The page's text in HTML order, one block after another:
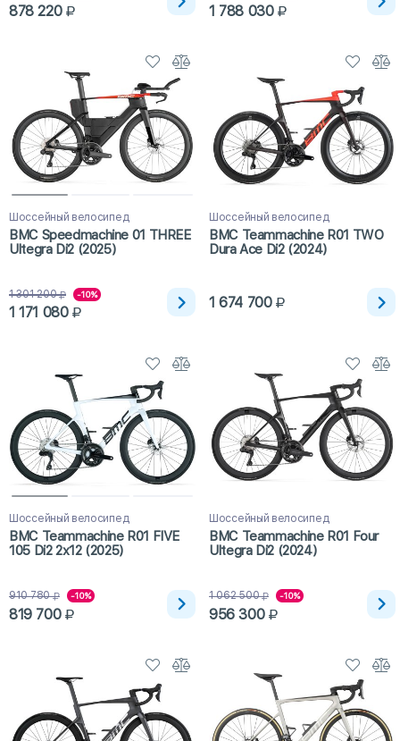
878 220 1 788 030
Шоссейный велосипед
BMC Speedmachine 01 THREE
Ultegra Di2 (2025)
1 301 200 -10%
1 171 080
Шоссейный велосипед
BMC Teammachine R01 TWO
Dura Ace Di2 (2024)
1 674 700
Шоссейный велосипед
BMC Teammachine R01 FIVE
105 Di2 2x12 (2025)
910 780 -10%
819 700
Шоссейный велосипед
BMC Teammachine R01 Four
Ultegra Di2 (2024)
1 062 500 -10%
956 300